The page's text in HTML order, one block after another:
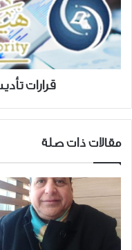
المال
قرارات
مقالات ذات صلة